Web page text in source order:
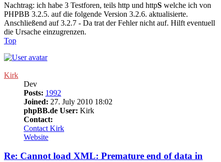
Nachtrag: ich habe 3 Testforen, teils http und httpS welche ich von
PHPBB 3.2.5. auf die folgende Version 3.2.6. aktualisierte.
Anschließend auf 3.2.7 - Da trat der Fehler nicht auf. Hilft eventuell
die Ursache einzugrenzen.
Top
Kirk
Dev
Posts: 1992
Joined: 27. July 2010 18:02
phpBB.de User: Kirk
Contact:
Contact Kirk
Website
Re: Cannot load XML: Premature end of data in